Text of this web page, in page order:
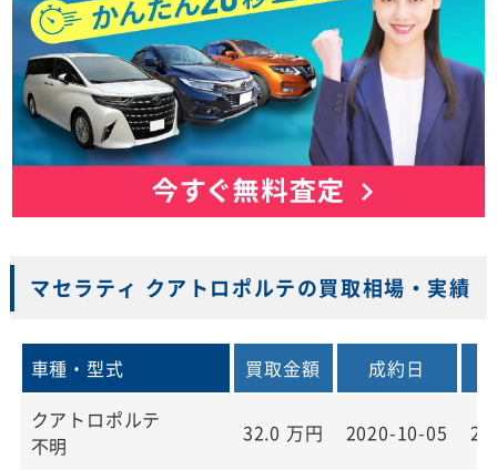
マセラティ クアトロポルテの買取相場・実績
車種・型式 買取金額 成約日
クアトロポルテ
不明
32.0 万円 2020-10-05